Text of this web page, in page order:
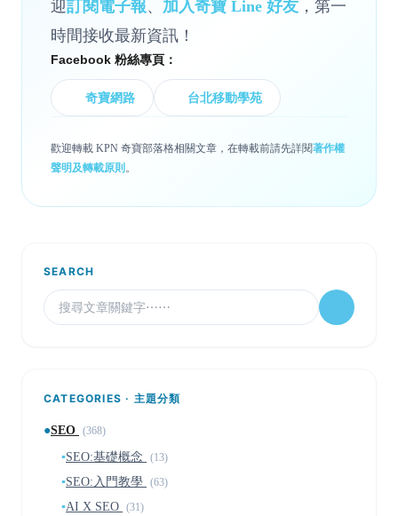
迎訂閱電子報、 加入奇寶 Line 好友 ，第一
時間接收最新資訊！
Facebook 粉絲專頁：
奇寶網路 台北移動學苑
歡迎轉載 KPN 奇寶部落格相關文章，在轉載前請先詳閱著作權
聲明及轉載原則 。
SEARCH
CATEGORIES · 主題分類
●SEO (368)
▪SEO:基礎概念 (13)
▪SEO:入門教學 (63)
▪AI X SEO (31)